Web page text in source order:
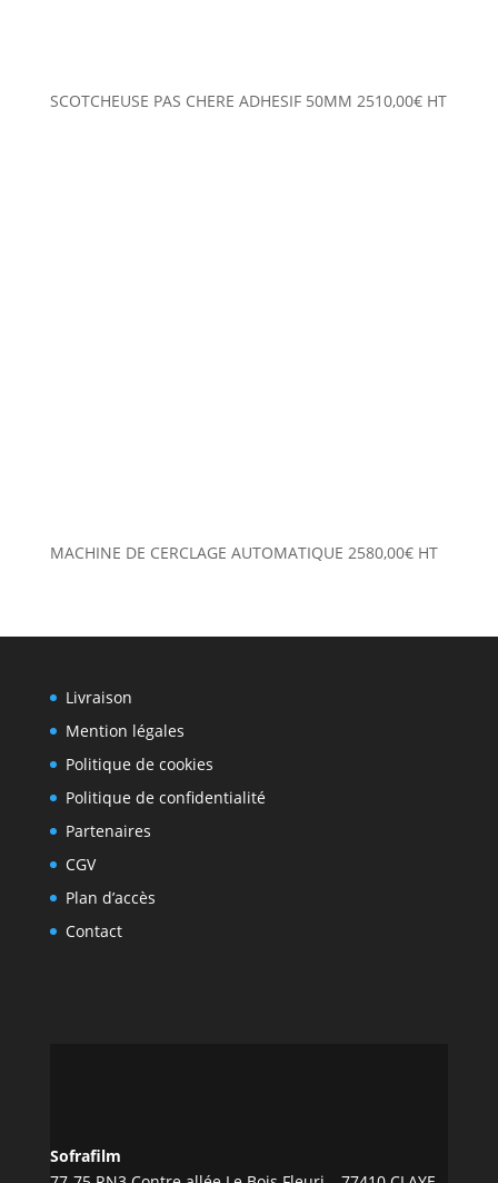
SCOTCHEUSE PAS CHERE ADHESIF 50MM 2510,00€ HT
MACHINE DE CERCLAGE AUTOMATIQUE 2580,00€ HT
Livraison
Mention légales
Politique de cookies
Politique de confidentialité
Partenaires
CGV
Plan d’accès
Contact
Sofrafilm